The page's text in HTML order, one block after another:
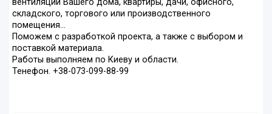
вентиляции Вашего дома, квартиры, дачи, офисного,
складского, торгового или производственного
помещения...
Поможем с разработкой проекта, а также с выбором и
поставкой материала.
Работы выполняем по Киеву и области.
Тенефон. +38-073-099-88-99